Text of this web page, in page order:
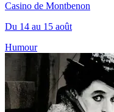
Casino de Montbenon
Du 14 au 15 août
Humour